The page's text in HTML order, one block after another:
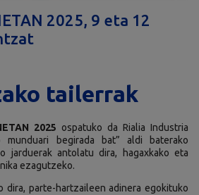
2025, 9 eta 12
tailerrak
2025 ospatuko da Rialia Industria
munduari begirada bat” aldi baterako
jarduerak antolatu dira, hagaxkako eta
ezagutzeko.
dira, parte-hartzaileen adinera egokituko